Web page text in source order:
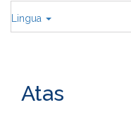
Lingua
Atas